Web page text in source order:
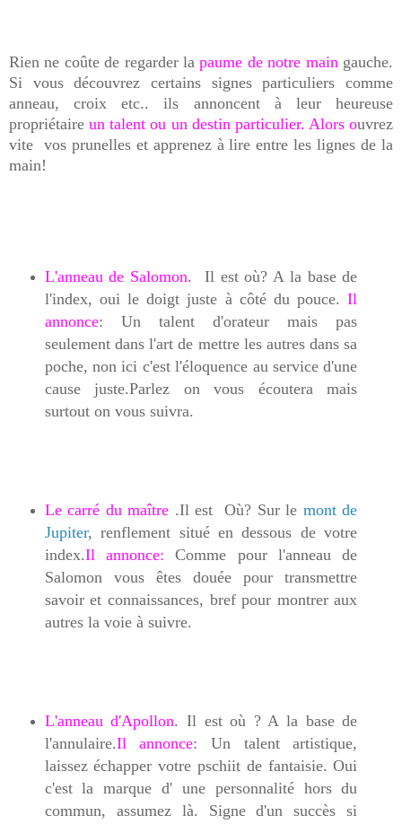
Rien ne coûte de regarder lapaume de notre main gauche.
Si vous découvrez certains signes particuliers comme
anneau, croix etc.. ils annoncent à leur heureuse
propriétaireun talent ou un destin particulier. Alors ouvrez
vite vos prunelles et apprenez à lire entre les lignes de la
main!
L'anneau de Salomon. Il est où? A la base de
l'index, oui le doigt juste à côté du pouce.Il
annonce: Un talent d'orateur mais pas
seulement dans l'art de mettre les autres dans sa
poche, non ici c'est l'éloquence au service d'une
cause juste.Parlez on vous écoutera mais
surtout on vous suivra.
Le carré du maître .Il est Où? Sur le mont de
Jupiter, renflement situé en dessous de votre
index.Il annonce: Comme pour l'anneau de
Salomon vous êtes douée pour transmettre
savoir et connaissances, bref pour montrer aux
autres la voie à suivre.
L'anneau d'Apollon. Il est où ? A la base de
l'annulaire.Il annonce: Un talent artistique,
laissez échapper votre pschiit de fantaisie. Oui
c'est la marque d' une personnalité hors du
commun, assumez là. Signe d'un succès si